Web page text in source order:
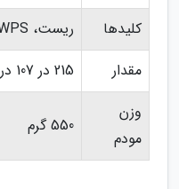
کلیدها
ریست، WPS
مقدار
215 در 107 در 99 میلی متر
وزن
مودم
550 گرم